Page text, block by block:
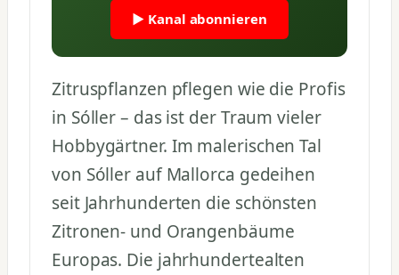
▶ Kanal abonnieren
Zitruspflanzen pflegen wie die Profis
in Sóller – das ist der Traum vieler
Hobbygärtner. Im malerischen Tal
von Sóller auf Mallorca gedeihen
seit Jahrhunderten die schönsten
Zitronen- und Orangenbäume
Europas. Die jahrhundertealten